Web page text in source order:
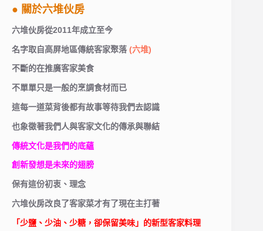
● 關於六堆伙房
六堆伙房從2011年成立至今
名字取自高屏地區傳統客家聚落 (六堆)
不斷的在推廣客家美食
不單單只是一般的烹調食材而已
這每一道菜背後都有故事等待我們去認識
也象徵著我們人與客家文化的傳承與聯結
傳統文化是我們的底蘊
創新發想是未來的翅膀
保有這份初衷、理念
六堆伙房改良了客家菜才有了現在主打著
「少鹽、少油、少糖，卻保留美味」的新型客家料理